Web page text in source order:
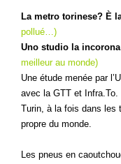
La metro torinese? È
pollué…)
Uno studio la
meilleur au monde)
Une étude menée par
avec la GTT et Infra.To.
Turin, à la fois dans les
propre du monde.
Les pneus en